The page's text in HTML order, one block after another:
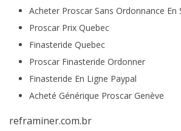
Acheter Proscar Sans Ordonnance En
Proscar Prix Quebec
Finasteride Quebec
Proscar Finasteride Ordonner
Finasteride En Ligne Paypal
Acheté Générique Proscar Genève
reframiner.com.br